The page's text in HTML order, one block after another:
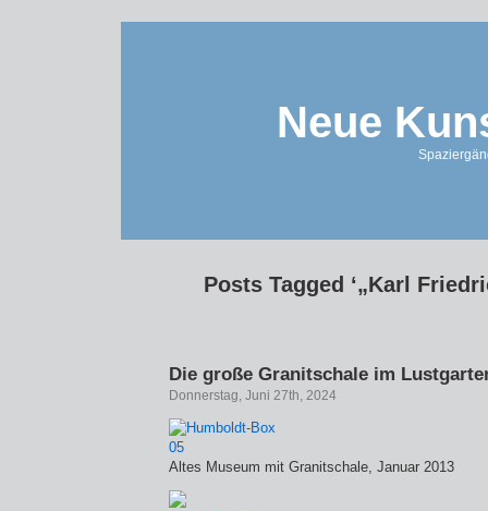
Neue
Posts Tagged ‘„Karl
Die große Granitschale im
Donnerstag, Juni 27th, 2024
Altes Museum mit Granitschale, Januar 2013